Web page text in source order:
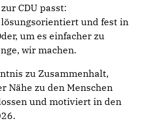
CDU passt:
und fest in
um es einfacher zu
wir machen.
zu Zusammenhalt,
Nähe zu den Menschen
und motiviert in den